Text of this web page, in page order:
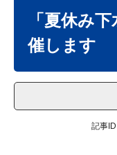
「夏休み
催します
記事